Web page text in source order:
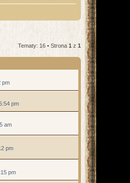
Tematy: 16 • Strona 1 z 1
pm
pm
am
pm
pm